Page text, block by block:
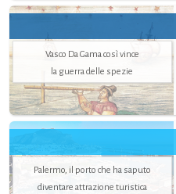
Vasco Da Gama così vince
la guerra delle spezie
Palermo, il porto che ha saputo
diventare attrazione turistica